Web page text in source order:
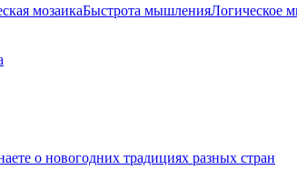
мозаикаБыстрота мышленияЛогическое
о новогодних традициях разных стран